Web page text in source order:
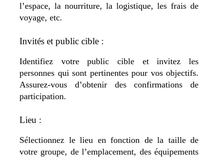
l’espace, la nourriture, la logistique, les frais de
voyage, etc.
Invités et public cible :
Identifiez votre public cible et invitez les
personnes qui sont pertinentes pour vos objectifs.
Assurez-vous d’obtenir des confirmations de
participation.
Lieu :
Sélectionnez le lieu en fonction de la taille de
votre groupe, de l’emplacement, des équipements